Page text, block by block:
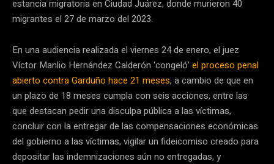
estancia migratoria en Ciudad Juárez, donde murieron 40
migrantes el 27 de marzo del 2023.
En una audiencia realizada el viernes 24 de enero, el juez
Víctor Manlio Hernández Calderón ‘congeló’ el proceso penal
abierto contra Garduño hace 21 meses, a cambio de que en
un plazo de 18 meses cumplacon seis acciones, entre las
que destacan pedir una disculpa pública a las víctimas,
concluir con la entregar de las compensaciones económicas
del gobierno a las víctimas, vigilar un fideicomiso creado para
depositar las indemnizaciones aún no entregadas, y